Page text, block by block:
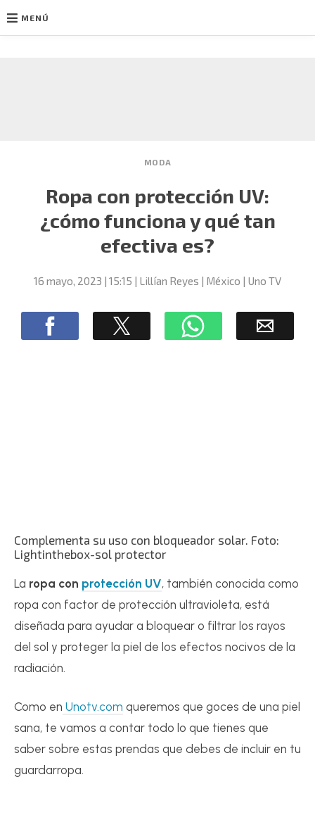
MENÚ
MODA
Ropa con protección UV:
¿cómo funciona y qué tan
efectiva es?
16 mayo, 2023 | 15:15 Lillían Reyes | México | Uno TV
Complementa su uso con bloqueador solar. Foto:
Lightinthebox-sol protector
La ropa con protección UV, también conocida como
ropa con factor de protección ultravioleta, está
diseñada para ayudar a bloquear o filtrar los rayos
del sol y proteger la piel de los efectos nocivos de la
radiación.
Como en Unotv.com queremos que goces de una piel
sana, te vamos a contar todo lo que tienes que
saber sobre estas prendas que debes de incluir en tu
guardarropa.